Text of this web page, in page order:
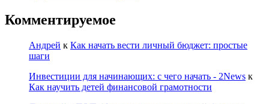
Комментируемое
Андрей к Как начать вести личный бюджет: простые
шаги
Инвестиции для начинающих: с чего начать - 2News к
Как научить детей финансовой грамотности